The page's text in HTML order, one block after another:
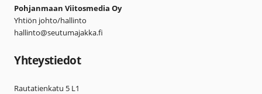
Pohjanmaan Viitosmedia Oy
Yhtiön johto/hallinto
hallinto@seutumajakka.fi
Yhteystiedot
Rautatienkatu 5 L1